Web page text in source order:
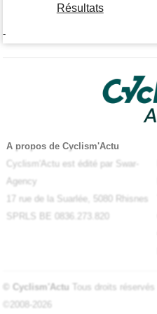
Résultats
-
A propos de Cyclism'Actu
Cyclism'Actu est édité par Swar-
Agency
17 rue de la Suarlée, 5080 Rhisnes
SPRLS BE 0836.273.820
© Cyclism'Actu Tous droits réservés
©2008-2026